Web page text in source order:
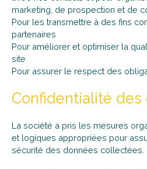
marketing, de prospection et de
Pour les transmettre à des fins
partenaires
Pour améliorer et optimiser la
site
Pour assurer le respect des
Confidentialité des
La société a pris les mesures
et logiques appropriées pour
sécurité des données collectées.